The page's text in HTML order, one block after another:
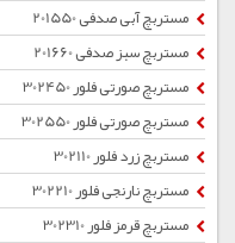
مستربچ آبی صدفی 201550
مستربچ سبز صدفی 201660
مستربچ صورتی فلور 302450
مستربچ صورتی فلور 302550
مستربچ زرد فلور 302110
مستربچ نارنجی فلور 302210
مستربچ قرمز فلور 302310